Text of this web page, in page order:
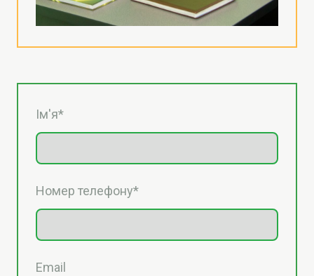
Ім'я*
Номер телефону*
Email